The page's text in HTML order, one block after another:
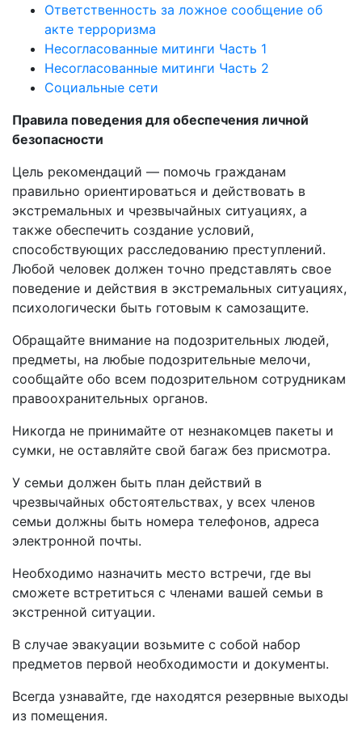
Ответственность за ложное сообщение об
акте терроризма
Несогласованные митинги Часть 1
Несогласованные митинги Часть 2
Социальные сети
Правила поведения для обеспечения личной
безопасности
Цель рекомендаций — помочь гражданам
правильно ориентироваться и действовать в
экстремальных и чрезвычайных ситуациях, а
также обеспечить создание условий,
способствующих расследованию преступлений.
Любой человек должен точно представлять свое
поведение и действия в экстремальных ситуациях,
психологически быть готовым к самозащите.
Обращайте внимание на подозрительных людей,
предметы, на любые подозрительные мелочи,
сообщайте обо всем подозрительном сотрудникам
правоохранительных органов.
Никогда не принимайте от незнакомцев пакеты и
сумки, не оставляйте свой багаж без присмотра.
У семьи должен быть план действий в
чрезвычайных обстоятельствах, у всех членов
семьи должны быть номера телефонов, адреса
электронной почты.
Необходимо назначить место встречи, где вы
сможете встретиться с членами вашей семьи в
экстренной ситуации.
В случае эвакуации возьмите с собой набор
предметов первой необходимости и документы.
Всегда узнавайте, где находятся резервные выходы
из помещения.